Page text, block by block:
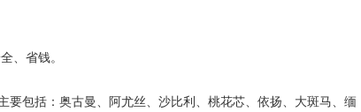
、省钱。
包括：奥古曼、阿尤丝、沙比利、桃花芯、依扬、大斑马、缅